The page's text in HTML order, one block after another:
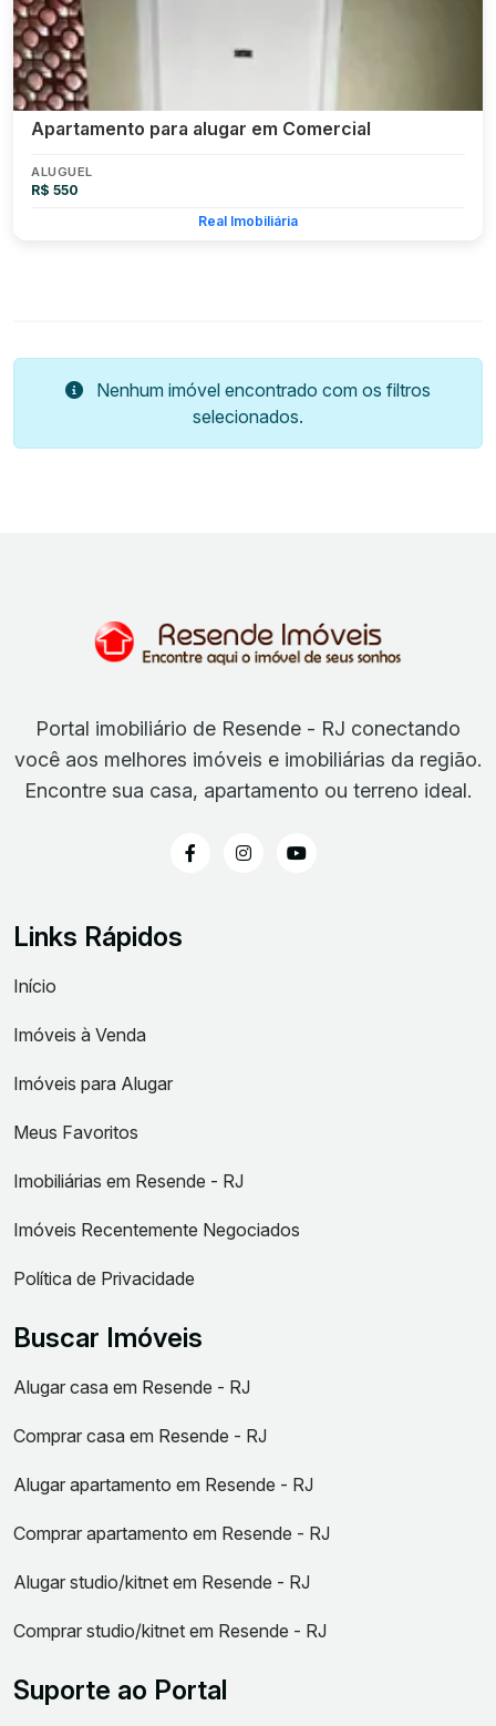
Apartamento para alugar em Comercial
ALUGUEL
R$ 550
Real Imobiliária
Nenhum imóvel encontrado com os filtros
selecionados.
Portal imobiliário de Resende - RJ conectando
você aos melhores imóveis e imobiliárias da região.
Encontre sua casa, apartamento ou terreno ideal.
Links Rápidos
Início
Imóveis à Venda
Imóveis para Alugar
Meus Favoritos
Imobiliárias em Resende - RJ
Imóveis Recentemente Negociados
Política de Privacidade
Buscar Imóveis
Alugar casa em Resende - RJ
Comprar casa em Resende - RJ
Alugar apartamento em Resende - RJ
Comprar apartamento em Resende - RJ
Alugar studio/kitnet em Resende - RJ
Comprar studio/kitnet em Resende - RJ
Suporte ao Portal